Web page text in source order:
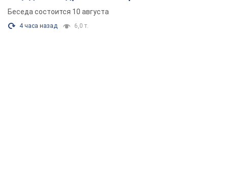
Беседа состоится 10 августа
4 часа назад 6,0 т.